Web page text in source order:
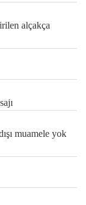
alçakça
muamele yok